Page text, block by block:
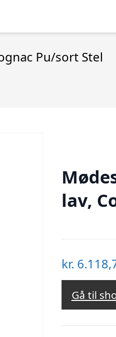
Pu/sort Stel
lav,
kr.
Gå til